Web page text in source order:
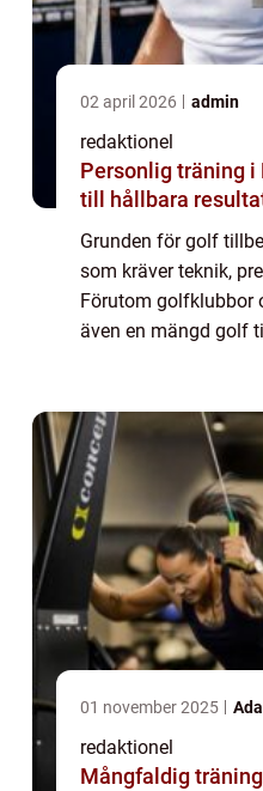
02 april 2026 admin
redaktionel
Personlig träning i
till hållbara
Grunden för golf
som kräver teknik,
Förutom golfklubbor
även en mängd golf
01 november 2025
redaktionel
Mångfaldig